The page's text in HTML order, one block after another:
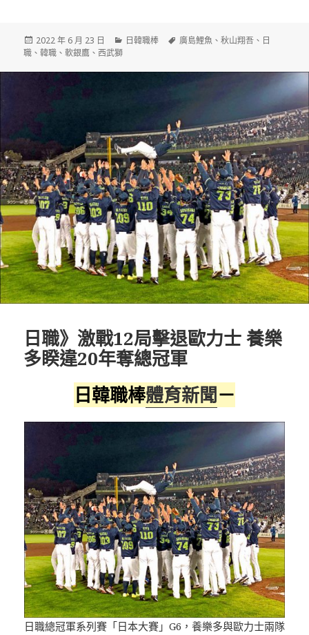
發
佈
2022 年 6 月 23 日
分
日韓職棒
標
廣島鯉魚 、秋山翔吾 、 日
職 、韓職 、軟銀鷹 、西武獅
日職》激戰12局擊退歐力士 養樂
多睽違20年奪總冠軍
日韓職棒體育新聞－
日職總冠軍系列賽「日本大賽」G6，養樂多與歐力士兩隊